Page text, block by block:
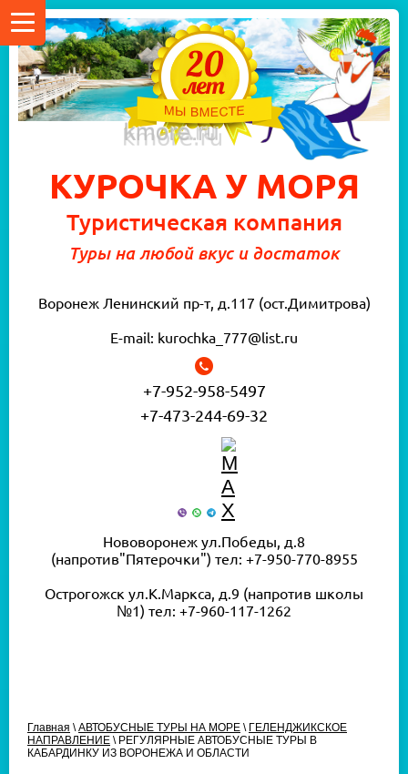
КУРОЧКА У МОРЯ
Туристическая компания
Туры на любой вкус и достаток
Воронеж Ленинский пр-т, д.117 (ост.Димитрова)
E-mail: kurochka_777@list.ru
+7-952-958-5497
+7-473-244-69-32
Нововоронеж ул.Победы, д.8
(напротив"Пятерочки") тел: +7-950-770-8955
Острогожск ул.К.Маркса, д.9 (напротив школы
№1) тел: +7-960-117-1262
Главная \ АВТОБУСНЫЕ ТУРЫ НА МОРЕ \ ГЕЛЕНДЖИКСКОЕ
НАПРАВЛЕНИЕ \ РЕГУЛЯРНЫЕ АВТОБУСНЫЕ ТУРЫ В
КАБАРДИНКУ ИЗ ВОРОНЕЖА И ОБЛАСТИ